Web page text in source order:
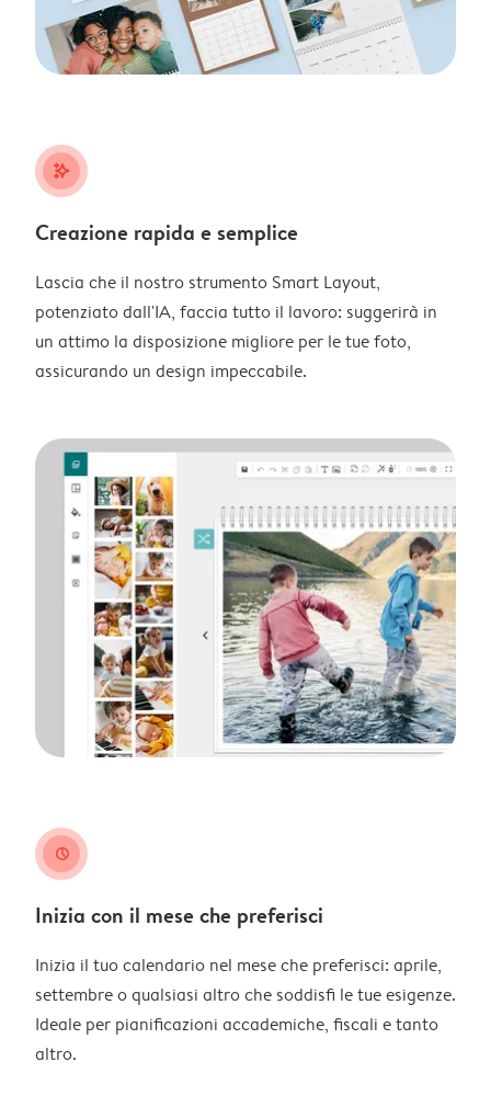
stars_plus
Creazione rapida e semplice
Lascia che il nostro strumento Smart Layout,
potenziato dall'IA, faccia tutto il lavoro: suggerirà in
un attimo la disposizione migliore per le tue foto,
assicurando un design impeccabile.
clock
Inizia con il mese che preferisci
Inizia il tuo calendario nel mese che preferisci: aprile,
settembre o qualsiasi altro che soddisfi le tue esigenze.
Ideale per pianificazioni accademiche, fiscali e tanto
altro.